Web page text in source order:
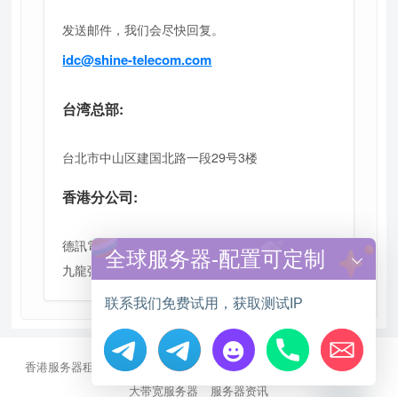
发送邮件，我们会尽快回复。
idc@shine-telecom.com
台湾总部:
台北市中山区建国北路一段29号3楼
香港分公司:
德訊電訊（香港）有限公司
九龍彌敦道625號雅蘭商業二期906室
香港服务器租用 海外CN2服务器 站群多IP服务器
海外云服务器
大带宽服务器
服务器资讯
Hide chaty
全球服务器-配置可定制
联系我们免费试用，获取测试IP